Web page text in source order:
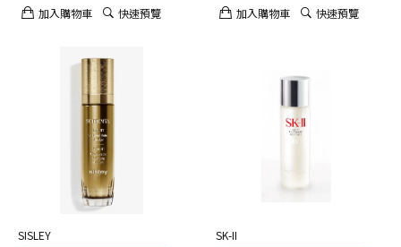
加入購物車 快速預覽 加入購物車 快速預覽
SISLEY SK-II